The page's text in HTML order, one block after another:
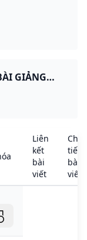
GIẢNG
Liên
kết
bài
viết
Chi
tiết
bài
viết